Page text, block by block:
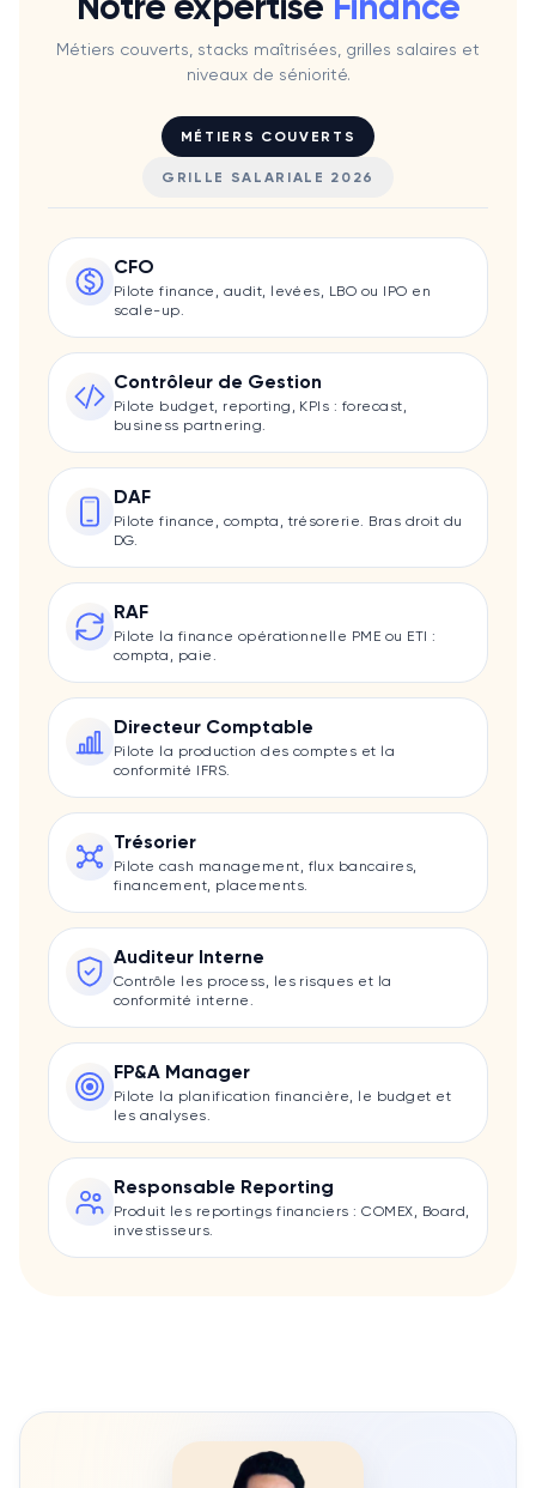
Métiers couverts, stacks maîtrisées, grilles salaires et
niveaux de séniorité.
MÉTIERS COUVERTS
GRILLE SALARIALE 2026
CFO
Pilote finance, audit, levées, LBO ou IPO en
scale-up.
Contrôleur de Gestion
Pilote budget, reporting, KPIs : forecast,
business partnering.
DAF
Pilote finance, compta, trésorerie. Bras droit du
DG.
RAF
Pilote la finance opérationnelle PME ou ETI :
compta, paie.
Directeur Comptable
Pilote la production des comptes et la
conformité IFRS.
Trésorier
Pilote cash management, flux bancaires,
financement, placements.
Auditeur Interne
Contrôle les process, les risques et la
conformité interne.
FP&A Manager
Pilote la planification financière, le budget et
les analyses.
Responsable Reporting
Produit les reportings financiers : COMEX, Board,
investisseurs.